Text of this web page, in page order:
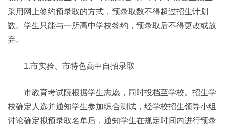
采用网上签约预录取的方式，预录取数不得超过招生计划
数。学生只能与一所高中学校签约，预录取后不得更改或放
弃。
1.市实验、市特色高中自招录取
市教育考试院根据学生志愿，同时投档至学校。招生学
校确定人选并通知学生参加综合测试，经学校招生领导小组
讨论确定拟预录取名单后，通知学生在规定时间内进行预录